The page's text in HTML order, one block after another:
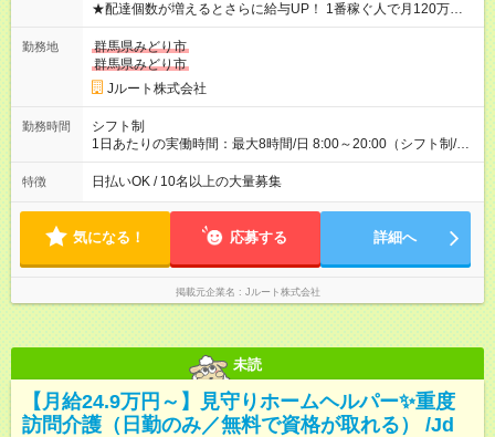
★配達個数が増えるとさらに給与UP！ 1番稼ぐ人で月120万ほ
ど！ ・主要都市エリア 月収55万円／週5日稼働 月収65万~112
万円／週6日稼働 ・地方郊外エリア 月収40万円／週5日稼働 月
収40万円~50万円／週6日稼働 ＜モデルイメージ＞ ■月収50万
円 (27歳男性/江東区在住)※元建築関係 1日150個配達×25日勤務
(日休み) ■月収80万円(43歳男性/墨田区在住)※元営業 1日200個
勤務地
群馬県みどり市
群馬県みどり市
Jルート株式会社
勤務時間
シフト制
1日あたりの実働時間：最大8時間/日 8:00～20:00（シフト制/実
働8時間） ※週5日勤務（場所次第では週4も有り） ※配達状況に
よって時間外での勤務可能性有り ※案件により多少の前後あり
特徴 日払いOK / 10名以上の大量募集
気になる！ 応募する 詳細へ
掲載元企業名 Jルート株式会社
未読
【月給24.9万円～】見守りホームヘルパー✨重度
訪問介護（日勤のみ／無料で資格が取れる） /Jd